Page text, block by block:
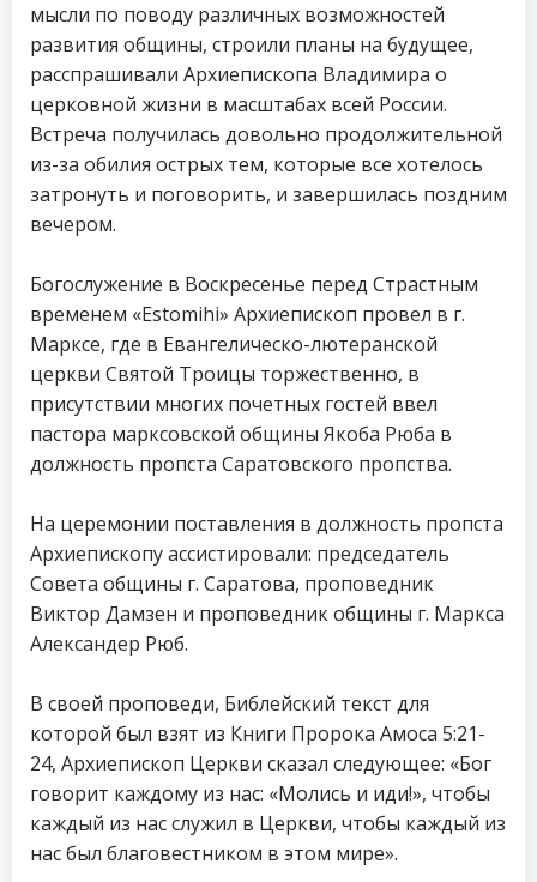
мысли по поводу различных возможностей
развития общины, строили планы на будущее,
расспрашивали Архиепископа Владимира о
церковной жизни в масштабах всей России.
Встреча получилась довольно продолжительной
из-за обилия острых тем, которые все хотелось
затронуть и поговорить, и завершилась поздним
вечером.
Богослужение в Воскресенье перед Страстным
временем «Estomihi» Архиепископ провел в г.
Марксе, где в Евангелическо-лютеранской
церкви Святой Троицы торжественно, в
присутствии многих почетных гостей ввел
пастора марксовской общины Якоба Рюба в
должность пропста Саратовского пропства.
На церемонии поставления в должность пропста
Архиепископу ассистировали: председатель
Совета общины г. Саратова, проповедник
Виктор Дамзен и проповедник общины г. Маркса
Александер Рюб.
В своей проповеди, Библейский текст для
которой был взят из Книги Пророка Амоса 5:21-
24, Архиепископ Церкви сказал следующее: «Бог
говорит каждому из нас: «Молись и иди!», чтобы
каждый из нас служил в Церкви, чтобы каждый из
нас был благовестником в этом мире».